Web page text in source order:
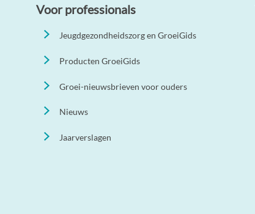
Voor professionals
Jeugdgezondheidszorg en GroeiGids
Producten GroeiGids
Groei-nieuwsbrieven voor ouders
Nieuws
Jaarverslagen